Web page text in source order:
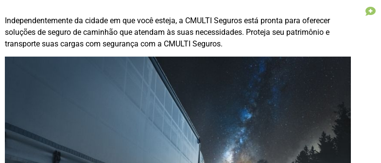
Independentemente da cidade em que você esteja, a CMULTI Seguros está pronta para oferecer
soluções de seguro de caminhão que atendam às suas necessidades. Proteja seu patrimônio e
transporte suas cargas com segurança com a CMULTI Seguros.